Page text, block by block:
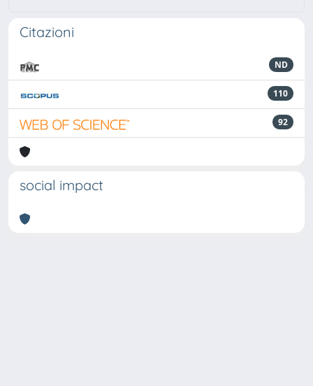
Citazioni
ND
110
92
social impact